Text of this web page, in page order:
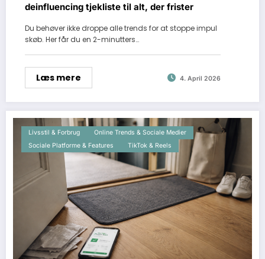
deinfluencing tjekliste til alt, der frister
Du behøver ikke droppe alle trends for at stoppe impul
skøb. Her får du en 2-minutters…
Læs mere 4. April 2026
Livsstil & Forbrug
Online Trends & Sociale Medier
Sociale Platforme & Features
TikTok & Reels